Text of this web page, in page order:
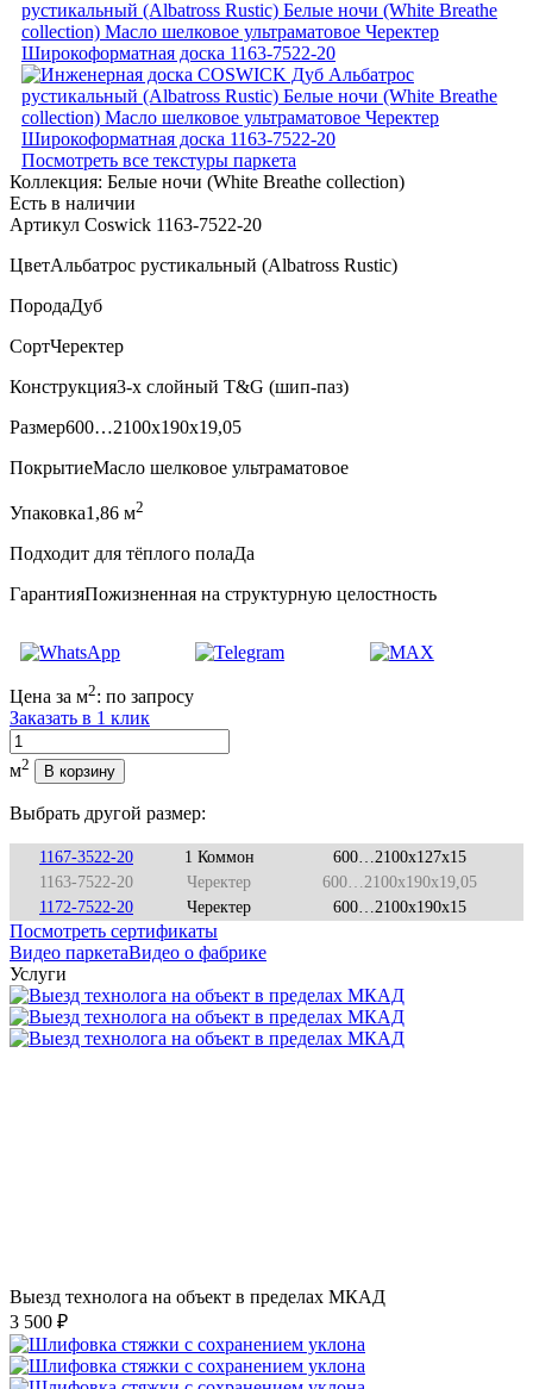
Посмотреть все текстуры паркета
Коллекция: Белые ночи (White Breathe collection)
Есть в наличии
Артикул Coswick 1163-7522-20
ЦветАльбатрос рустикальный (Albatross Rustic)
ПородаДуб
СортЧеректер
Конструкция3-х слойный T&G (шип-паз)
Размер600…2100x190x19,05
ПокрытиеМасло шелковое ультраматовое
Упаковка1,86 м2
Подходит для тёплого полаДа
ГарантияПожизненная на структурную целостность
Цена за м2: по запросу
Заказать в 1 клик
Количество
м2 В корзину
Выбрать другой размер:
1167-3522-20 1 Коммон
600…2100x127x15
1163-7522-20
Черектер
600…2100x190x19,05
1172-7522-20
Черектер 600…2100x190x15
Посмотреть сертификаты
Видео паркетаВидео о фабрике
Услуги
Выезд технолога на объект в пределах МКАД
3 500 ₽